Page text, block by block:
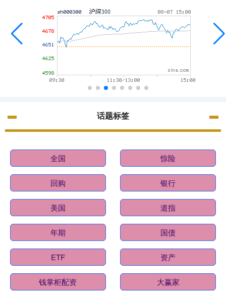
话题标签
全国 惊险
回购 银行
美国 道指
年期 国债
ETF 资产
钱掌柜配资 大赢家